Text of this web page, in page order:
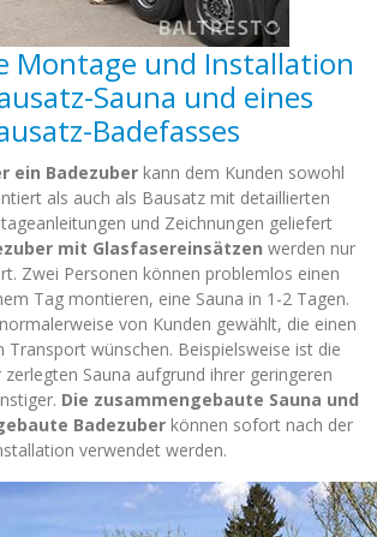
Montage und Installation
Sauna und eines
Badefasses
ein Badezuber kann dem Kunden sowohl
als auch als Bausatz mit detaillierten
und Zeichnungen geliefert
mit Glasfasereinsätzen werden nur
Zwei Personen können problemlos einen
Tag montieren, eine Sauna in 1-2 Tagen.
von Kunden gewählt, die einen
Transport wünschen. Beispielsweise ist die
Sauna aufgrund ihrer geringeren
Die zusammengebaute Sauna und
Badezuberkönnen sofort nach der
verwendet werden.